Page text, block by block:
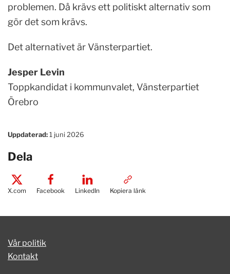
problemen. Då krävs ett politiskt alternativ som
gör det som krävs.
Det alternativet är Vänsterpartiet.
Jesper Levin
Toppkandidat i kommunvalet, Vänsterpartiet
Örebro
Uppdaterad:1 juni 2026
Dela
X.com Facebook LinkedIn Kopiera länk
Vår politik
Kontakt